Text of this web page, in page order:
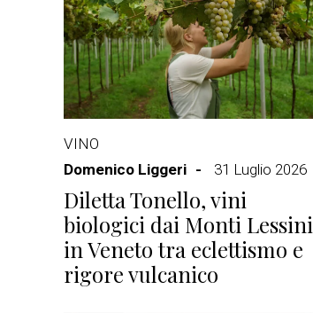
VINO
Domenico Liggeri
31 Luglio 2026
Diletta Tonello, vini
biologici dai Monti Lessini
in Veneto tra eclettismo e
rigore vulcanico